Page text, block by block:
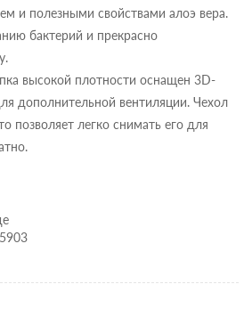
и полезными свойствами алоэ вера.
бактерий и прекрасно
высокой плотности оснащен 3D-
дополнительной вентиляции. Чехол
позволяет легко снимать его для